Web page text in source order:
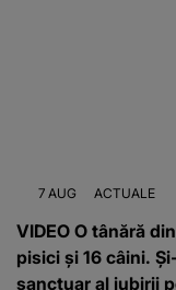
7 AUG ACTUALE
VIDEO O tânără
pisici și 16 câini.
sanctuar al iubirii